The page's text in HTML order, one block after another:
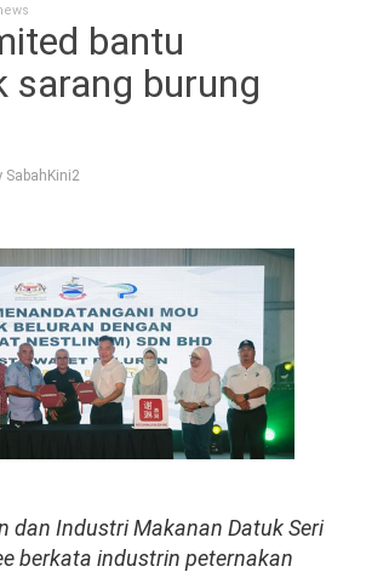
bantu
sarang burung
dan Industri Makanan Datuk Seri
berkata industrin peternakan